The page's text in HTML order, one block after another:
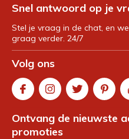
Snel antwoord op je
Stel je vraag in de chat, en
graag verder. 24/7
Volg ons
Ontvang de nieuwste
promoties